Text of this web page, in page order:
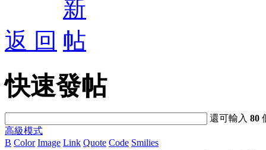
返 回
快速發帖
還可輸入80
高級模式
B Color Image Link Quote Code Smilies